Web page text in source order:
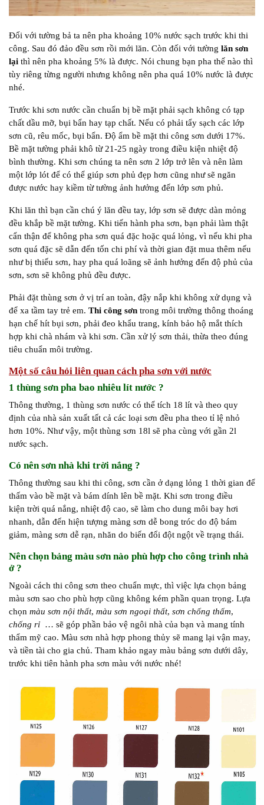
Đối với tường bả ta nên pha khoảng 10% nước sạch trước khi thi
công. Sau đó đảo đều sơn rồi mới lăn. Còn đối với tường lăn sơn
lại thì nên pha khoảng 5% là được. Nói chung bạn pha thế nào thì
tùy riêng từng người nhưng không nên pha quá 10% nước là được
nhé.
Trước khi sơn nước cần chuẩn bị bề mặt phải sạch không có tạp
chất dầu mỡ, bụi bẩn hay tạp chất. Nếu có phải tẩy sạch các lớp
sơn cũ, rêu mốc, bụi bẩn. Độ ẩm bề mặt thi công sơn dưới 17%.
Bề mặt tường phải khô từ 21-25 ngày trong điều kiện nhiệt độ
bình thường. Khi sơn chúng ta nên sơn 2 lớp trở lên và nên làm
một lớp lót để có thể giúp sơn phủ đẹp hơn cũng như sẽ ngăn
được nước hay kiềm từ tường ảnh hưởng đến lớp sơn phủ.
Khi lăn thì bạn cần chú ý lăn đều tay, lớp sơn sẽ được dàn mỏng
đều khắp bề mặt tường. Khi tiến hành pha sơn, bạn phải làm thật
cẩn thận để không pha sơn quá đặc hoặc quá lỏng, vì nếu khi pha
sơn quá đặc sẽ dẫn đến tốn chi phí và thời gian đặt mua thêm nếu
như bị thiếu sơn, hay pha quá loãng sẽ ảnh hưởng đến độ phủ của
sơn, sơn sẽ không phủ đều được.
Phải đặt thùng sơn ở vị trí an toàn, đậy nắp khi không xử dụng và
để xa tầm tay trẻ em. Thi công sơn trong môi trường thông thoáng
hạn chế hít bụi sơn, phải đeo khẩu trang, kính bảo hộ mắt thích
hợp khi chà nhám và khi sơn. Cần xử lý sơn thải, thừa theo đúng
tiêu chuẩn môi trường.
Một số câu hỏi liên quan cách pha sơn với nước
1 thùng sơn pha bao nhiêu lít nước ?
Thông thường, 1 thùng sơn nước có thể tích 18 lít và theo quy
định của nhà sản xuất tất cả các loại sơn đều pha theo tỉ lệ nhỏ
hơn 10%. Như vậy, một thùng sơn 18l sẽ pha cùng với gần 2l
nước sạch.
Có nên sơn nhà khi trời nắng ?
Thông thường sau khi thi công, sơn cần ở dạng lỏng 1 thời gian để
thấm vào bề mặt và bám dính lên bề mặt. Khi sơn trong điều
kiện trời quá nắng, nhiệt độ cao, sẽ làm cho dung môi bay hơi
nhanh, dẫn đến hiện tượng màng sơn dễ bong tróc do độ bám
giảm, màng sơn dễ rạn, nhăn do biến đổi đột ngột về trạng thái.
Nên chọn bảng màu sơn nào phù hợp cho công trình nhà
ở ?
Ngoài cách thi công sơn theo chuẩn mực, thì việc lựa chọn bảng
màu sơn sao cho phù hợp cũng không kém phần quan trọng. Lựa
chọn màu sơn nội thất, màu sơn ngoại thất, sơn chống thấm,
chống rỉ … sẽ góp phần bảo vệ ngôi nhà của bạn và mang tính
thẩm mỹ cao. Màu sơn nhà hợp phong thủy sẽ mang lại vận may,
và tiền tài cho gia chủ. Tham khảo ngay màu bảng sơn dưới dây,
trước khi tiên hành pha sơn màu với nước nhé!